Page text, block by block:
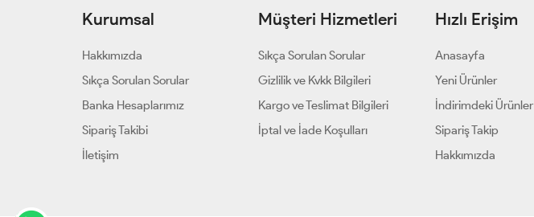
Kurumsal
Hakkımızda
Sıkça Sorulan Sorular
Banka Hesaplarımız
Sipariş Takibi
İletişim
Müşteri Hizmetleri
Sıkça Sorulan Sorular
Gizlilik ve Kvkk Bilgileri
Kargo ve Teslimat Bilgileri
İptal ve İade Koşulları
Hızlı Erişim
Anasayfa
Yeni Ürünler
İndirimdeki Ürünler
Sipariş Takip
Hakkımızda